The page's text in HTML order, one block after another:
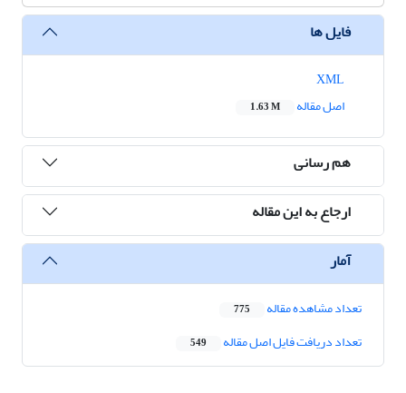
فایل ها
اصل مقاله
1.63 M
هم رسانی
ارجاع به این مقاله
آمار
تعداد مشاهده مقاله 775
تعداد دریافت فایل اصل مقاله 549